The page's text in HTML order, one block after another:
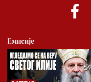
Емисије